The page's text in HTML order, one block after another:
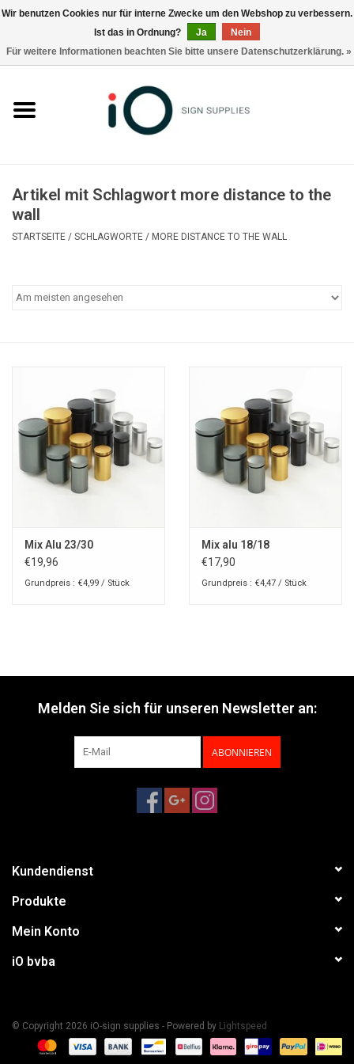
Marken
Rufen Sie uns an +32 3 353 67 63
Artikel mit Schlagwort more distance to the
wall
STARTSEITE / SCHLAGWORTE / MORE DISTANCE TO THE WALL
Mix Alu 23/30
€19,96
Grundpreis : €4,99 / Stück
Mix alu 18/18
€17,90
Grundpreis : €4,47 / Stück
Melden Sie sich für unseren Newsletter an:
ABONNIEREN
Kundendienst
Produkte
Mein Konto
iO bvba
© Copyright 2026 iO-sign supplies - Powered by Lightspeed
Wir benutzen Cookies nur für interne Zwecke um den Webshop zu verbessern.
Ist das in Ordnung?
Ja
Nein
Für weitere Informationen beachten Sie bitte unsere Datenschutzerklärung. »